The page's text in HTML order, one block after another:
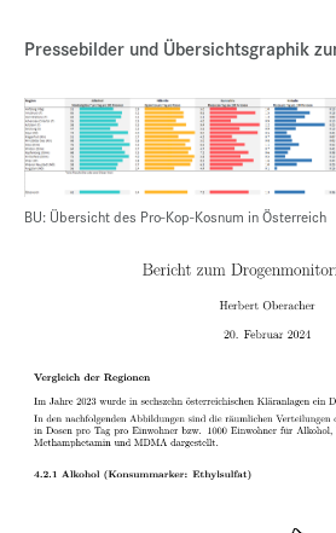
Pressebilder und Übersichtsgraphik
BU: Übersicht des Pro-Kop-Kosnum in Österreich